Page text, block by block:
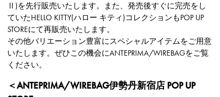
Ⅱ)を先行販売いたします。また、発売後すぐに完売をし
ていたHELLO KITTY(ハロー キティ)コレクションもPOP UP
STOREにて再販売いたします。
その他バリエーション豊富にスペシャルアイテムをご用意
いたします。ぜひこの機会にANTEPRIMA/WIREBAGをご覧
ください。
＜ANTEPRIMA/WIREBAG伊勢丹新宿店 POP UP